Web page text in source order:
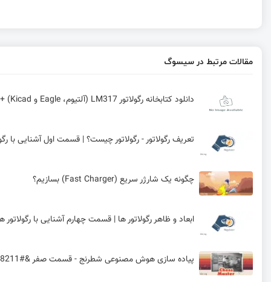
مقالات مرتبط در سیسوگ
دانلود کتابخانه رگولاتور LM317 (آلتیوم، Eagle و Kicad) + آموزش نصب و راه‌اندازی
تعریف رگولاتور - رگولاتور چیست؟ | قسمت اول آشنایی با
چگونه یک شارژر سریع (Fast Charger) بسازیم؟
ابعاد و ظاهر رگولاتور ها | قسمت چهارم آشنایی با رگولاتور
پیاده سازی هوش مصنوعی شطرنج - قسمت صفر &#8211; تاریخچه